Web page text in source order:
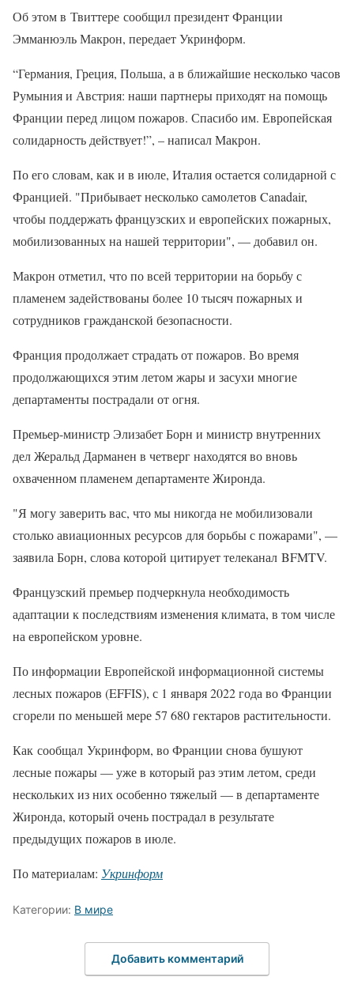
Об этом в Твиттере сообщил президент Франции
Эмманюэль Макрон, передает Укринформ.
“Германия, Греция, Польша, а в ближайшие несколько часов
Румыния и Австрия: наши партнеры приходят на помощь
Франции перед лицом пожаров. Спасибо им. Европейская
солидарность действует!”, – написал Макрон.
По его словам, как и в июле, Италия остается солидарной с
Францией. "Прибывает несколько самолетов Canadair,
чтобы поддержать французских и европейских пожарных,
мобилизованных на нашей территории", — добавил он.
Макрон отметил, что по всей территории на борьбу с
пламенем задействованы более 10 тысяч пожарных и
сотрудников гражданской безопасности.
Франция продолжает страдать от пожаров. Во время
продолжающихся этим летом жары и засухи многие
департаменты пострадали от огня.
Премьер-министр Элизабет Борн и министр внутренних
дел Жеральд Дарманен в четверг находятся во вновь
охваченном пламенем департаменте Жиронда.
"Я могу заверить вас, что мы никогда не мобилизовали
столько авиационных ресурсов для борьбы с пожарами", —
заявила Борн, слова которой цитирует телеканал BFMTV.
Французский премьер подчеркнула необходимость
адаптации к последствиям изменения климата, в том числе
на европейском уровне.
По информации Европейской информационной системы
лесных пожаров (EFFIS), с 1 января 2022 года во Франции
сгорели по меньшей мере 57 680 гектаров растительности.
Как сообщал Укринформ, во Франции снова бушуют
лесные пожары — уже в который раз этим летом, среди
нескольких из них особенно тяжелый — в департаменте
Жиронда, который очень пострадал в результате
предыдущих пожаров в июле.
По материалам: Укринформ
Категории: В мире
Добавить комментарий